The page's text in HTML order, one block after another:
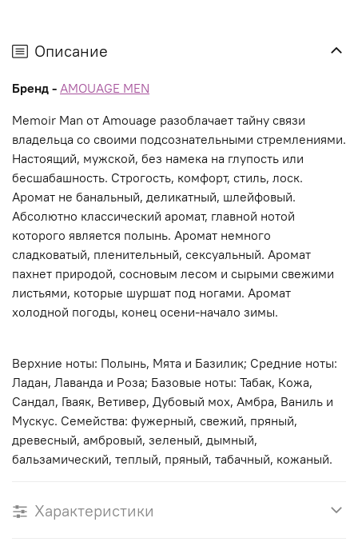
Описание
Бренд - AMOUAGE MEN
Memoir Man от Amouage разоблачает тайну связи
владельца со своими подсознательными стремлениями.
Настоящий, мужской, без намека на глупость или
бесшабашность. Строгость, комфорт, стиль, лоск.
Аромат не банальный, деликатный, шлейфовый.
Абсолютно классический аромат, главной нотой
которого является полынь. Аромат немного
сладковатый, пленительный, сексуальный. Аромат
пахнет природой, сосновым лесом и сырыми свежими
листьями, которые шуршат под ногами. Аромат
холодной погоды, конец осени-начало зимы.
Верхние ноты: Полынь, Мята и Базилик; Средние ноты:
Ладан, Лаванда и Роза; Базовые ноты: Табак, Кожа,
Сандал, Гваяк, Ветивер, Дубовый мох, Амбра, Ваниль и
Мускус. Семейства: фужерный, свежий, пряный,
древесный, амбровый, зеленый, дымный,
бальзамический, теплый, пряный, табачный, кожаный.
Характеристики